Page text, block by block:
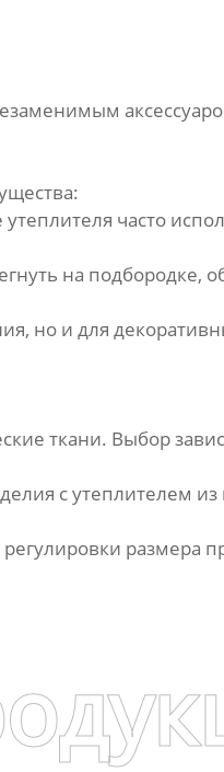
часто
на подбородке,
но и для
ткани. Выбор
с утеплителем из
размера